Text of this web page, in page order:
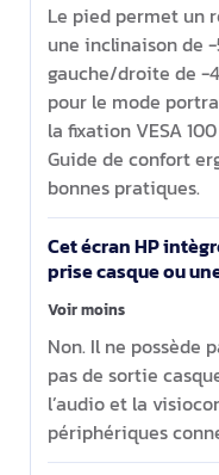
Le pied permet un
une inclinaison de -
gauche/droite de -
pour le mode
la fixation VESA
Guide de confort
bonnes pratiques.
Cet écran HP
prise casque ou
Voir moins
Non. Il ne possède
pas de sortie
l’audio et la
périphériques